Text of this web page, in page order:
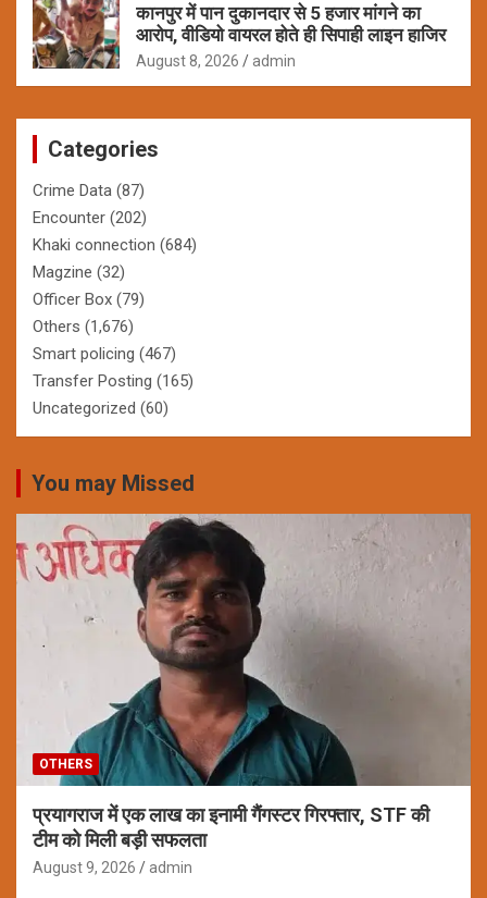
कानपुर में पान दुकानदार से 5 हजार मांगने का
आरोप, वीडियो वायरल होते ही सिपाही लाइन हाजिर
August 8, 2026 admin
Categories
Crime Data (87)
Encounter (202)
Khaki connection (684)
Magzine (32)
Officer Box (79)
Others (1,676)
Smart policing (467)
Transfer Posting (165)
Uncategorized (60)
You may Missed
OTHERS
प्रयागराज में एक लाख का इनामी गैंगस्टर गिरफ्तार, STF की
टीम को मिली बड़ी सफलता
August 9, 2026 admin